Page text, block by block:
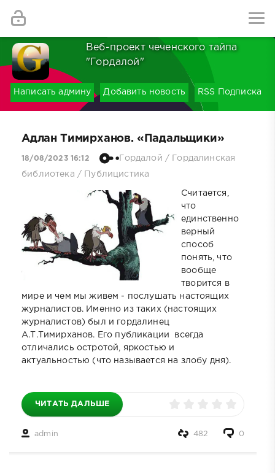
Веб-проект чеченского тайпа
"Гордалой"
Написать админу Добавить новость RSS Подписка
Адлан Тимирханов. «Падальщики»
18/08/2023 16:12 Гордалой / Гордалинская
библиотека / Публицистика
Считается,
что
единственно
верный
способ
понять, что
вообще
творится в
мире и чем мы живем - послушать настоящих
журналистов. Именно из таких (настоящих
журналистов) был и гордалинец
А.Т.Тимирханов. Его публикации всегда
отличались остротой, яркостью и
актуальностью (что называется на злобу дня).
ЧИТАТЬ ДАЛЬШЕ
admin 0
482